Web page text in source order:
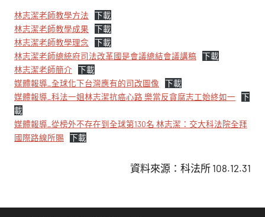
林志潔老師教學方法
下載
林志潔老師教學成果
下載
林志潔老師教學理念
下載
林志潔老師總統府司法改革國是會議總結會議講稿
下載
林志潔老師簡介
下載
媒體報導_全球化下台灣應有的司改圖像
下載
媒體報導_科法一姐林志潔抗癌心路 樂當反貪腐志工始終如一
下
載
媒體報導_從榜外不存在到全球第130名 林志潔：交大科法院全拜
國際路線所賜
下載
資料來源：科法所 108.12.31